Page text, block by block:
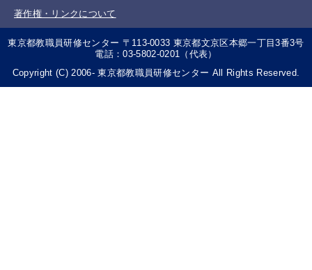
著作権・リンクについて
東京都教職員研修センター 〒113-0033 東京都文京区本郷一丁目3番3号
電話：03-5802-0201（代表）
Copyright (C) 2006- 東京都教職員研修センター All Rights Reserved.